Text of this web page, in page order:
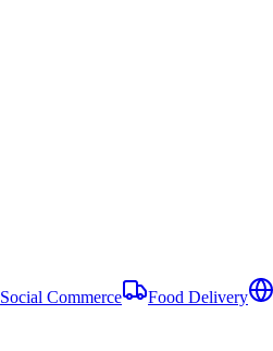
Social Commerce Food Delivery